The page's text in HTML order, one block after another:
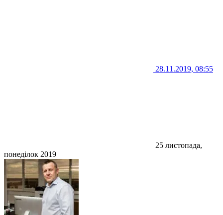
28.11.2019, 08:55
25 листопада,
понеділок 2019